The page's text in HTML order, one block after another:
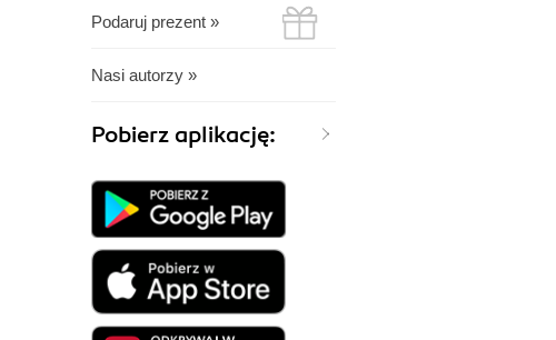
Podaruj prezent »
Nasi autorzy »
Pobierz aplikację: